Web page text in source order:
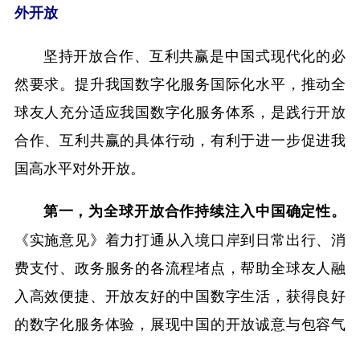
外开放
坚持开放合作、互利共赢是中国式现代化的必
然要求。提升我国数字化服务国际化水平，推动全
球友人充分适应我国数字化服务体系，是践行开放
合作、互利共赢的具体行动，有利于进一步促进我
国高水平对外开放。
第一，为全球开放合作持续注入中国确定性。
《实施意见》着力打通从入境口岸到日常出行、消
费支付、政务服务的各流程堵点，帮助全球友人融
入高效便捷、开放友好的中国数字生活，获得良好
的数字化服务体验，展现中国的开放诚意与包容气